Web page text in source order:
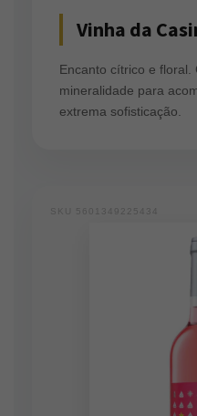
Vinha da
Encanto cítrico e floral.
mineralidade para
extrema sofisticação.
SKU 5601349225434